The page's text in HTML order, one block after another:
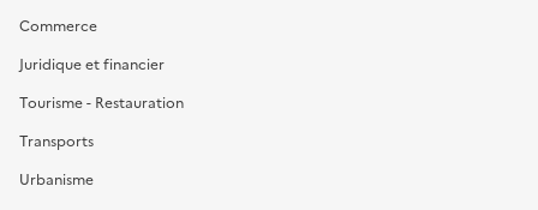
Commerce
Juridique et financier
Tourisme - Restauration
Transports
Urbanisme